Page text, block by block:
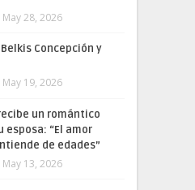
May 28, 2026
Concepción y
May 19, 2026
un romántico
esposa: “El amor
de edades”
May 13, 2026